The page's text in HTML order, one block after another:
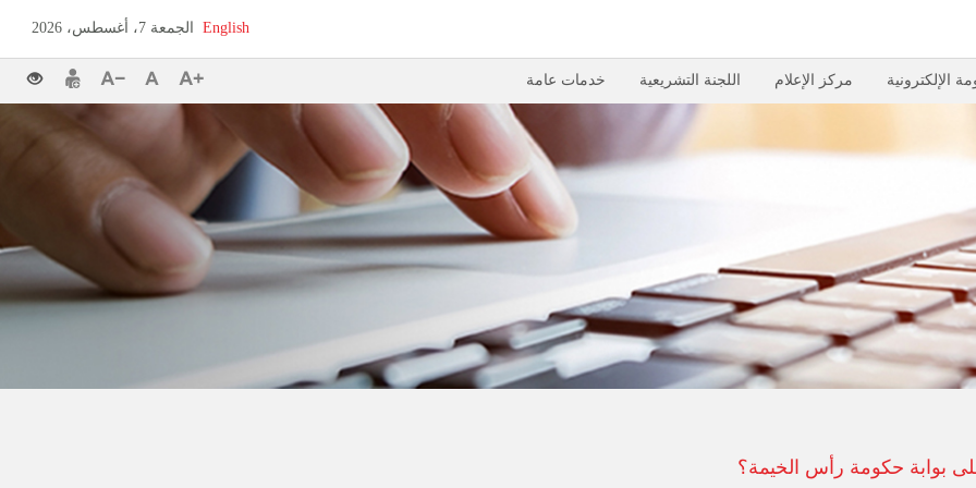
English الجمعة 7، أغسطس، 2026
الإلكترونية مركز الإعلام اللجنة التشريعية خدمات عامة
بوابة حكومة رأس الخيمة؟